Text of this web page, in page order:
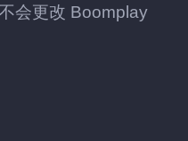
会更改 Boomplay